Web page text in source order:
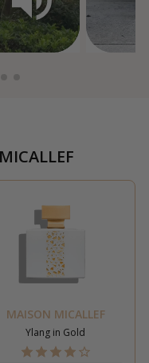
MAISON MICALLEF
Ylang in Gold